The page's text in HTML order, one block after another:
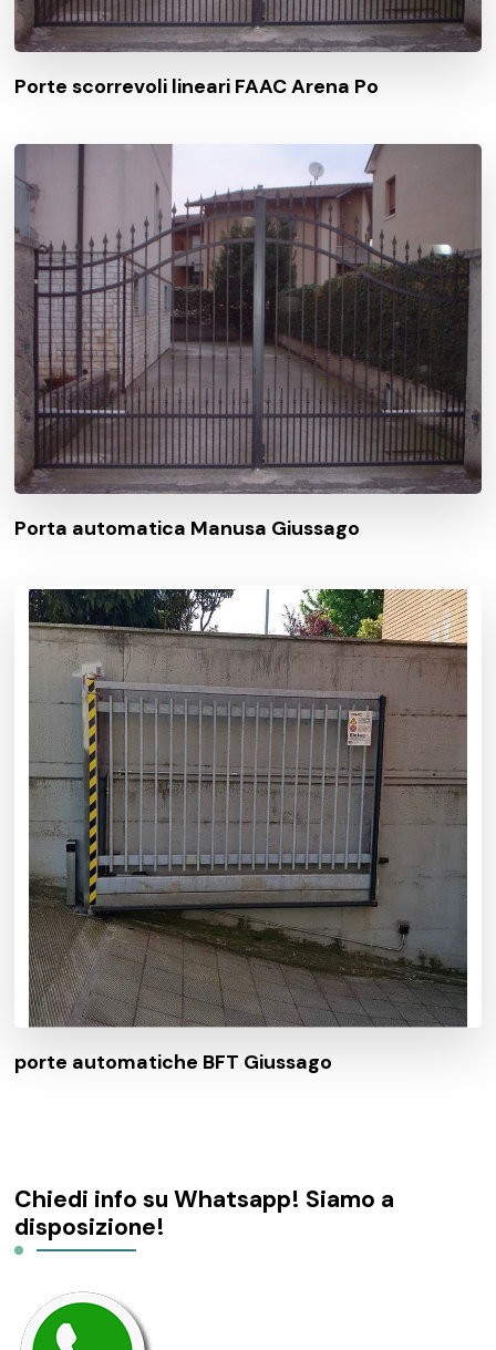
Porte scorrevoli lineari FAAC Arena Po
Porta automatica Manusa Giussago
porte automatiche BFT Giussago
Chiedi info su Whatsapp! Siamo a
disposizione!